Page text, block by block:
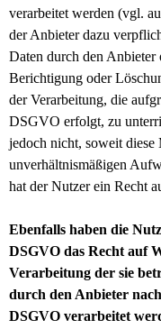
verarbeitet werden (vgl.
der Anbieter dazu
Daten durch den
Berichtigung oder
der Verarbeitung, die
DSGVO erfolgt, zu
jedoch nicht, soweit
unverhältnismäßigen
hat der Nutzer ein Recht
Ebenfalls haben die
DSGVO das Recht auf
Verarbeitung der sie
durch den Anbieter
DSGVO verarbeitet